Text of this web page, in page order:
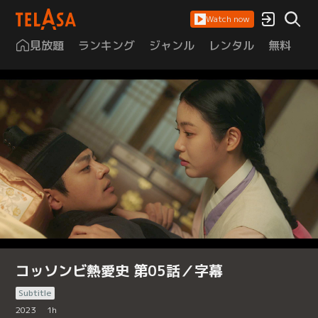
Watch now
見放題 ランキング ジャンル レンタル 無料
コッソンビ熱愛史 第05話／字幕
Subtitle
2023
1h